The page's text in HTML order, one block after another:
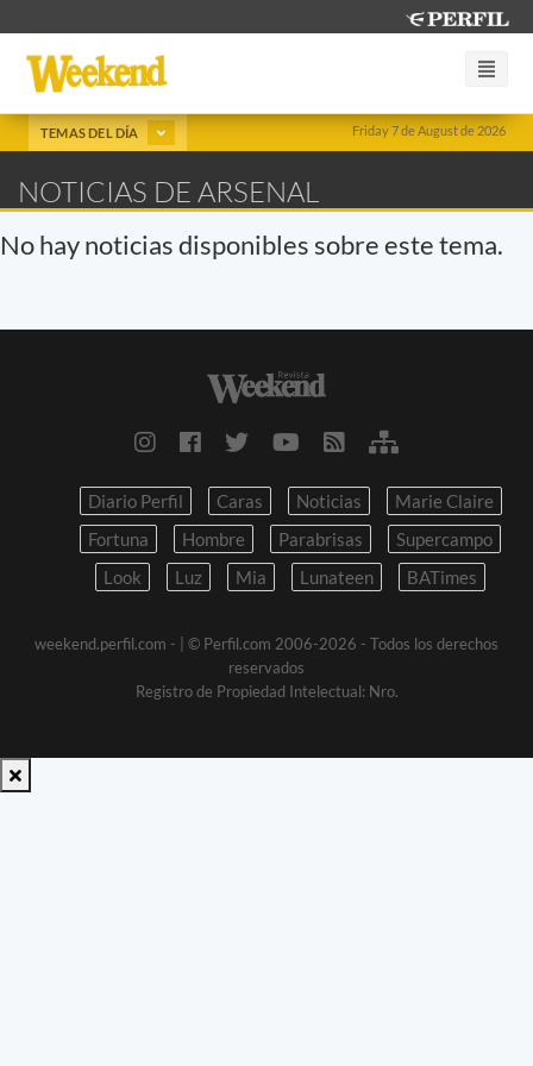
Friday 7 de August de 2026
TEMAS DEL DÍA
NOTICIAS DE ARSENAL
No hay noticias disponibles sobre este tema.
Diario Perfil Caras Noticias
Marie Claire
Fortuna
Hombre Parabrisas
Supercampo
Look
Luz Mia Lunateen BATimes
weekend.perfil.com -
| © Perfil.com 2006-2026 - Todos los derechos
reservados
Registro de Propiedad Intelectual: Nro.